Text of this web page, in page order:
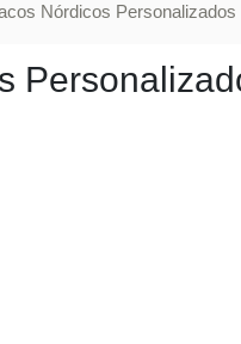
Nórdicos Personalizados